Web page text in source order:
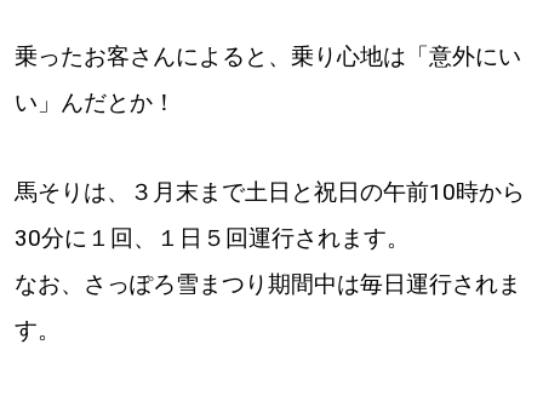
【札幌のお気に入りを見つけたい】
【道北のお気に入りを見つけたい】
【道東のお気に入りを見つけたい】
乗ったお客さんによると、乗り心地は「意外にい
い」んだとか！
馬そりは、３月末まで土日と祝日の午前10時から
30分に１回、１日５回運行されます。
なお、さっぽろ雪まつり期間中は毎日運行されま
す。